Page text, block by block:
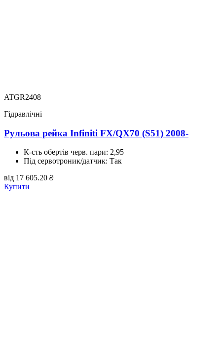
ATGR2408
Гідравлічні
Рульова рейка Infiniti FX/QX70 (S51) 2008-
К-сть обертів черв. пари: 2,95
Під сервотроник/датчик: Так
від 17 605.20 ₴
Купити